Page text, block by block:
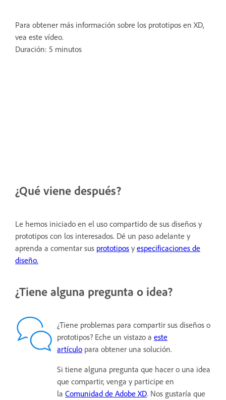
Para obtener más información sobre los prototipos en XD,
vea este vídeo.
Duración: 5 minutos
¿Qué viene después?
Le hemos iniciado en el uso compartido de sus diseños y
prototipos con los interesados. Dé un paso adelante y
aprenda a comentar sus prototipos y especificaciones de
diseño.
¿Tiene alguna pregunta o idea?
¿Tiene problemas para compartir sus diseños o
prototipos? Eche un vistazo a este
artículo para obtener una solución.
Si tiene alguna pregunta que hacer o una idea
que compartir, venga y participe en
la Comunidad de Adobe XD. Nos gustaría que